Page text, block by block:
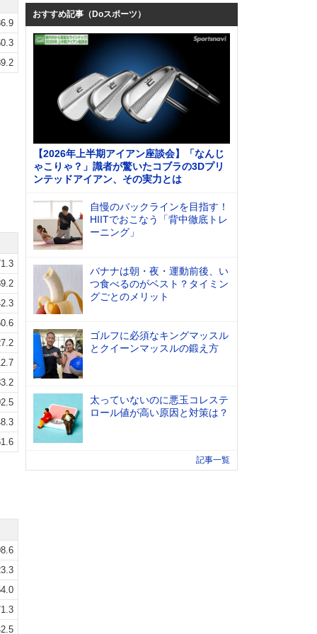
おすすめ記事（Doスポーツ）
【2026年上半期アイアン座談会】「なんじ
ゃこりゃ？」識者が驚いたコブラの3Dプリ
ンテッドアイアン、その実力とは
自慢のバックラインを目指す！
HIITでおこなう「背中徹底トレ
ーニング」
バナナは朝・夜・運動前後、い
つ食べるのがベスト？タイミン
グごとのメリット
ゴルフに必須なキングマッスル
とクイーンマッスルの鍛え方
太っていないのに悪玉コレステ
ロール値が高い原因と対策は？
記事一覧